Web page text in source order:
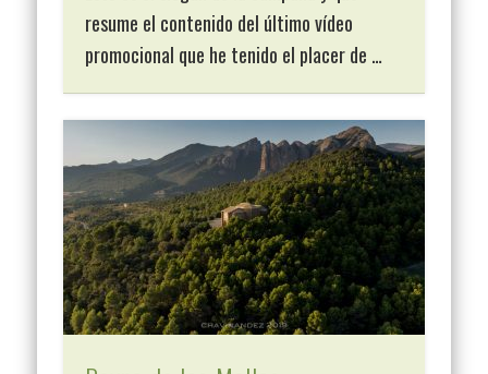
resume el contenido del último vídeo
promocional que he tenido el placer de …